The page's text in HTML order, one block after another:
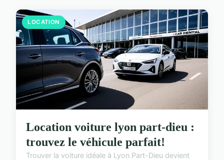
LOCATION
Location voiture lyon part-dieu :
trouvez le véhicule parfait!
Trouver la voiture idéale à Lyon Part-Dieu devient